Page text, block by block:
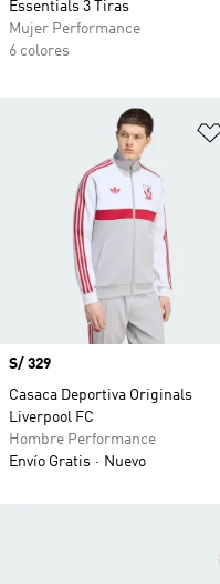
Essentials 3 Tiras
Mujer Performance
6 colores
Precio
S/ 329
Casaca Deportiva Originals
Liverpool FC
Hombre Performance
Envío Gratis
Nuevo